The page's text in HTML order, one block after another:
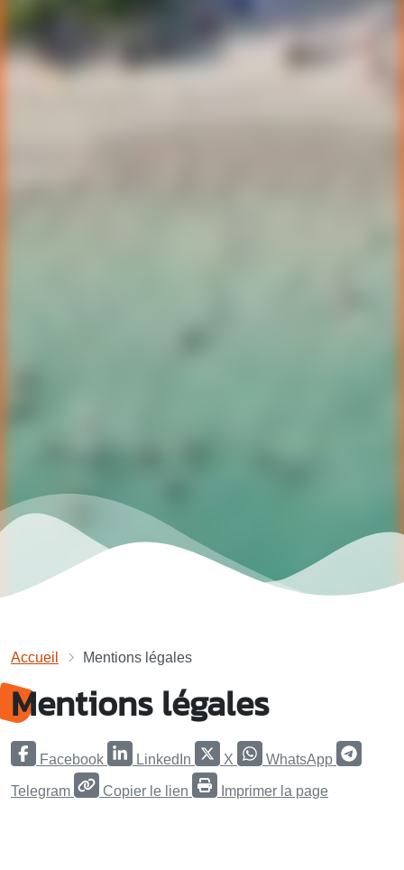
Accueil Mentions légales
Mentions légales
Facebook LinkedIn X WhatsApp
Telegram Copier le lien Imprimer la page